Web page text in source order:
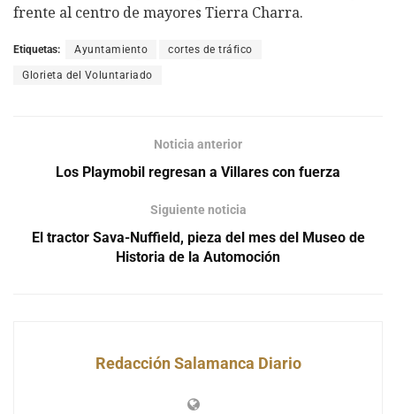
frente al centro de mayores Tierra Charra.
Etiquetas: Ayuntamiento cortes de tráfico
Glorieta del Voluntariado
Noticia anterior
Los Playmobil regresan a Villares con fuerza
Siguiente noticia
El tractor Sava-Nuffield, pieza del mes del Museo de
Historia de la Automoción
Redacción Salamanca Diario